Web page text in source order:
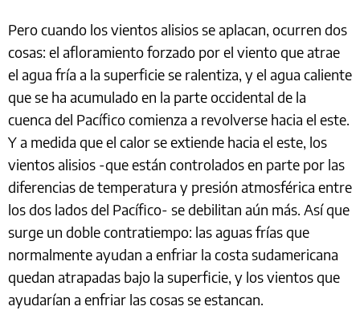
Pero cuando los vientos alisios se aplacan, ocurren dos
cosas: el afloramiento forzado por el viento que atrae
el agua fría a la superficie se ralentiza, y el agua caliente
que se ha acumulado en la parte occidental de la
cuenca del Pacífico comienza a revolverse hacia el este.
Y a medida que el calor se extiende hacia el este, los
vientos alisios -que están controlados en parte por las
diferencias de temperatura y presión atmosférica entre
los dos lados del Pacífico- se debilitan aún más. Así que
surge un doble contratiempo: las aguas frías que
normalmente ayudan a enfriar la costa sudamericana
quedan atrapadas bajo la superficie, y los vientos que
ayudarían a enfriar las cosas se estancan.